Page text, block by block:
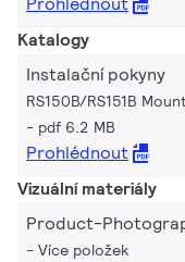
Katalogy
Instalační pokyny
RS150B/RS151B
pdf 6.2 MB
Prohlédnout
Vizuální materiály
Product-
Více položek